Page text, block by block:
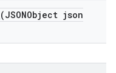
(JSONObject json